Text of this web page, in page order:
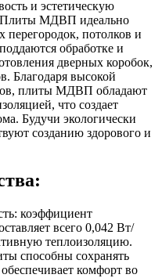
и эстетическую
Плиты МДВП идеально
перегородок, потолков и
обработке и
дверных коробок,
Благодаря высокой
плиты МДВП обладают
что создает
Будучи экологически
созданию здорового и
коэффициент
всего 0,042 Вт/
теплоизоляцию.
способны сохранять
комфорт во